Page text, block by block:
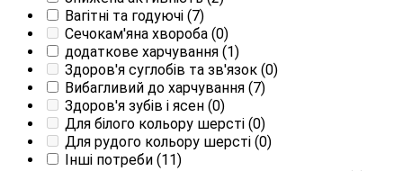
Вагітні та годуючі (7)
Сечокам'яна хвороба (0)
додаткове харчування (1)
Здоров'я суглобів та зв'язок (0)
Вибагливий до харчування (7)
Здоров'я зубів і ясен (0)
Для білого кольору шерсті (0)
Для рудого кольору шерсті (0)
Інші потреби (11)